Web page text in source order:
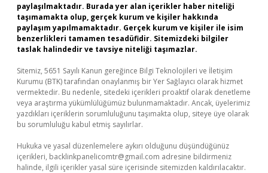
paylaşılmaktadır. Burada yer alan içerikler haber niteliği
taşımamakta olup, gerçek kurum ve kişiler hakkında
paylaşım yapılmamaktadır. Gerçek kurum ve kişiler ile isim
benzerlikleri tamamen tesadüfidir. Sitemizdeki bilgiler
taslak halindedir ve tavsiye niteliği taşımazlar.
Sitemiz, 5651 Sayılı Kanun gereğince Bilgi Teknolojileri ve İletişim
Kurumu (BTK) tarafından onaylanmış bir Yer Sağlayıcı olarak hizmet
vermektedir. Bu nedenle, sitedeki içerikleri proaktif olarak denetleme
veya araştırma yükümlülüğümüz bulunmamaktadır. Ancak, üyelerimiz
yazdıkları içeriklerin sorumluluğunu taşımakta olup, siteye üye olarak
bu sorumluluğu kabul etmiş sayılırlar.
Hukuka ve yasal düzenlemelere aykırı olduğunu düşündüğünüz
içerikleri, backlinkpanelicomtr@gmail.com adresine bildirmeniz
halinde, ilgili içerikler yasal süre içerisinde sitemizden kaldırılacaktır.